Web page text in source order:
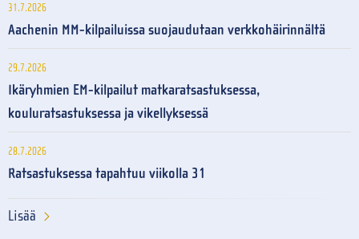
31.7.2026
Aachenin MM-kilpailuissa suojaudutaan verkkohäirinnältä
29.7.2026
Ikäryhmien EM-kilpailut matkaratsastuksessa,
kouluratsastuksessa ja vikellyksessä
28.7.2026
Ratsastuksessa tapahtuu viikolla 31
Lisää